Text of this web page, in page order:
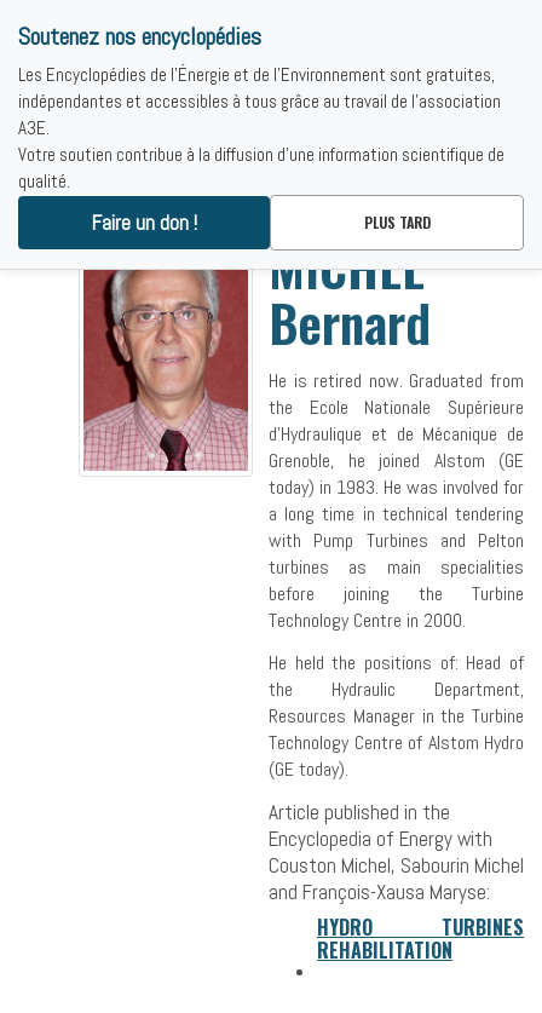
MICHEL Bernard
MICHEL
Bernard
He is retired now. Graduated from
the Ecole Nationale Supérieure
d’Hydraulique et de Mécanique de
Grenoble, he joined Alstom (GE
today) in 1983. He was involved for
a long time in technical tendering
with Pump Turbines and Pelton
turbines as main specialities
before joining the Turbine
Technology Centre in 2000.
He held the positions of: Head of
the Hydraulic Department,
Resources Manager in the Turbine
Technology Centre of Alstom Hydro
(GE today).
Article published in the
Encyclopedia of Energy with
Couston Michel, Sabourin Michel
and François-Xausa Maryse:
HYDRO TURBINES
REHABILITATION
Soutenez nos encyclopédies
Les Encyclopédies de l'Énergie et de l'Environnement sont gratuites,
indépendantes et accessibles à tous grâce au travail de l'association
A3E.
Votre soutien contribue à la diffusion d'une information scientifique de
qualité.
Faire un don ! PLUS TARD